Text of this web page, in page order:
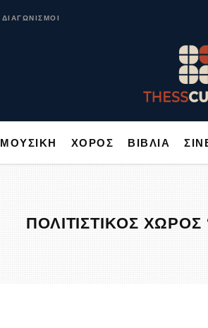
ΔΙΑΓΩΝΙΣΜΟΙ
ΜΟΥΣΙΚΗ ΧΟΡΟΣ ΒΙΒΛΙΑ
ΜΟΥΣΙΚΗ
ΠΟΛΙΤΙΣΤΙΚΟΣ